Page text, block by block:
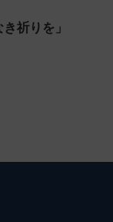
祈りを」